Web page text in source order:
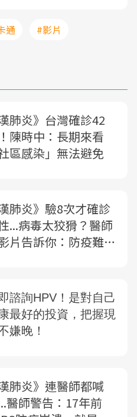
通 #影片
肺炎》台灣確診42
陳時中：長期來看
社區感染」無法避免
肺炎》驗8次才確診
...病毒太狡猾？醫師
片告訴你：防疫難在
肺炎》連醫師都喊
醫師警告：17年前